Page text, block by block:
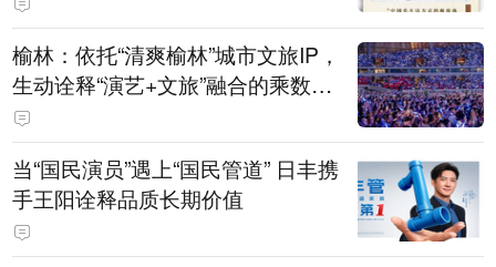
榆林：依托“清爽榆林”城市文旅IP，
生动诠释“演艺+文旅”融合的乘数效
应
当“国民演员”遇上“国民管道” 日丰携
手王阳诠释品质长期价值